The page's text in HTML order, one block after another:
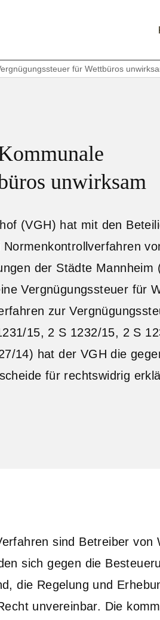
für Wettbüros
unwirksam
(VGH) hat mit den
der Städte Mannheim
Vergnügungssteuer für
zur
15, 2 S 1232/15, 2 S
14) hat der VGH die
für rechtswidrig
sind Betreiber von
sich gegen die
die Regelung und
unvereinbar. Die